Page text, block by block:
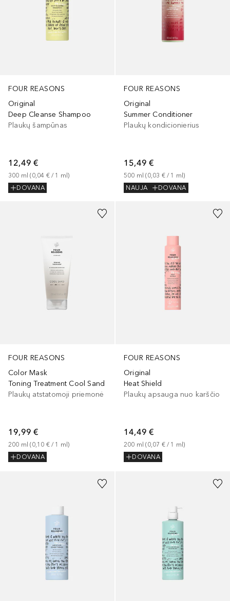
FOUR REASONS
Original
Deep Cleanse Shampoo
Plaukų šampūnas
12,49 €
300 ml (0,04 € / 1 ml)
DOVANA
FOUR REASONS
Original
Summer Conditioner
Plaukų kondicionierius
15,49 €
500 ml (0,03 € / 1 ml)
NAUJA
DOVANA
FOUR REASONS
Color Mask
Toning Treatment Cool Sand
Plaukų atstatomoji priemonė
19,99 €
200 ml (0,10 € / 1 ml)
DOVANA
FOUR REASONS
Original
Heat Shield
Plaukų apsauga nuo karščio
14,49 €
200 ml (0,07 € / 1 ml)
DOVANA